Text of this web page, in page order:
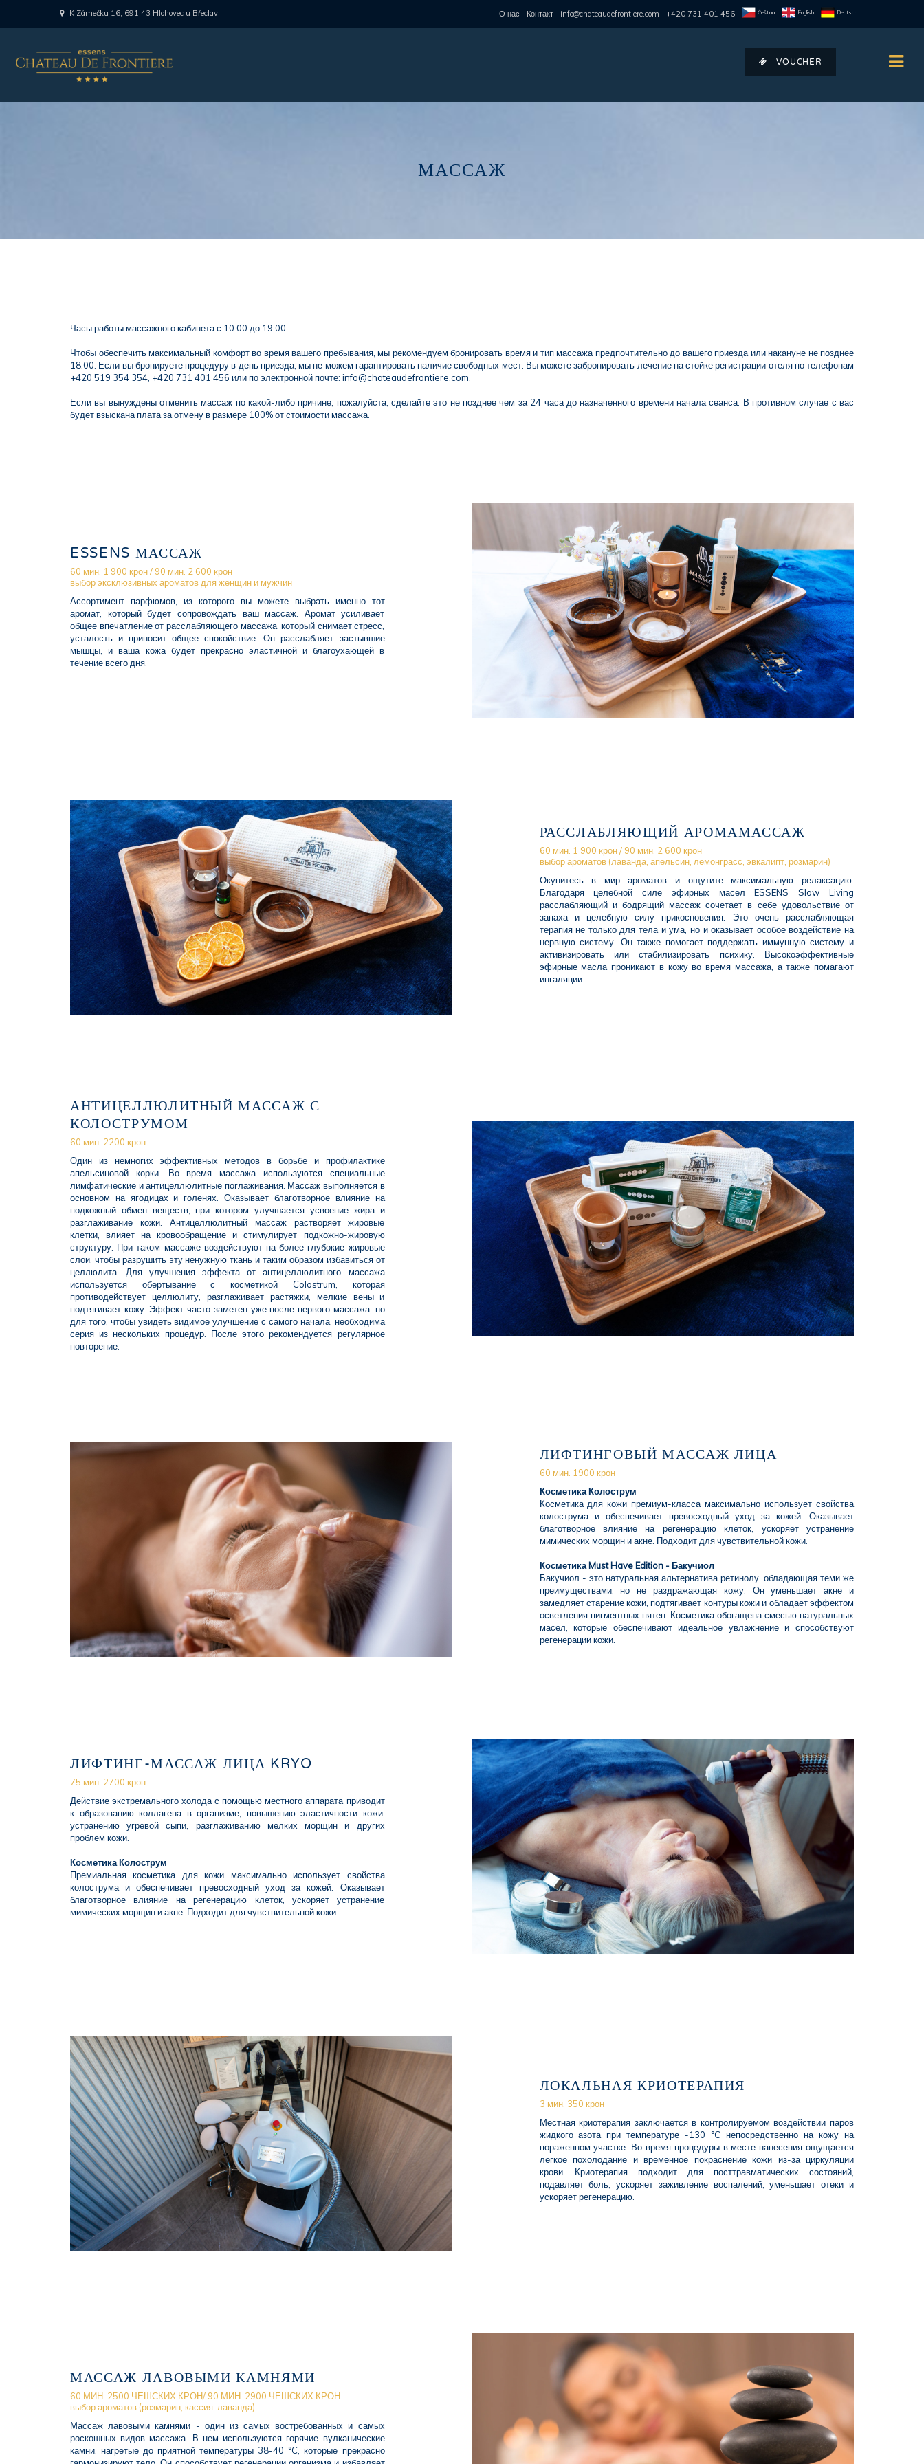
K Zámečku 16, 691 43 Hlohovec u Břeclavi О нас Контакт info@chateaudefrontiere.com +420 731 401 456 Čeština English Deutsch
VOUCHER
МАССАЖ
Часы работы массажного кабинета с 10:00 до 19:00.
Чтобы обеспечить максимальный комфорт во время вашего пребывания, мы рекомендуем бронировать время и тип массажа предпочтительно до вашего приезда или накануне не позднее
18:00. Если вы бронируете процедуру в день приезда, мы не можем гарантировать наличие свободных мест. Вы можете забронировать лечение на стойке регистрации отеля по телефонам
+420 519 354 354, +420 731 401 456 или по электронной почте: info@chateaudefrontiere.com.
Если вы вынуждены отменить массаж по какой-либо причине, пожалуйста, сделайте это не позднее чем за 24 часа до назначенного времени начала сеанса. В противном случае с вас
будет взыскана плата за отмену в размере 100% от стоимости массажа.
ESSENS МАССАЖ
60 мин. 1 900 крон / 90 мин. 2 600 крон
выбор эксклюзивных ароматов для женщин и мужчин
Ассортимент парфюмов, из которого вы можете выбрать именно тот
аромат, который будет сопровождать ваш массаж. Аромат усиливает
общее впечатление от расслабляющего массажа, который снимает стресс,
усталость и приносит общее спокойствие. Он расслабляет застывшие
мышцы, и ваша кожа будет прекрасно эластичной и благоухающей в
течение всего дня.
РАССЛАБЛЯЮЩИЙ АРОМАМАССАЖ
60 мин. 1 900 крон / 90 мин. 2 600 крон
выбор ароматов (лаванда, апельсин, лемонграсс, эвкалипт, розмарин)
Окунитесь в мир ароматов и ощутите максимальную релаксацию.
Благодаря целебной силе эфирных масел ESSENS Slow Living
расслабляющий и бодрящий массаж сочетает в себе удовольствие от
запаха и целебную силу прикосновения. Это очень расслабляющая
терапия не только для тела и ума, но и оказывает особое воздействие на
нервную систему. Он также помогает поддержать иммунную систему и
активизировать или стабилизировать психику. Высокоэффективные
эфирные масла проникают в кожу во время массажа, а также помагают
ингаляции.
АНТИЦЕЛЛЮЛИТНЫЙ МАССАЖ С
КОЛОСТРУМОМ
60 мин. 2200 крон
Один из немногих эффективных методов в борьбе и профилактике
апельсиновой корки. Во время массажа используются специальные
лимфатические и антицеллюлитные поглаживания. Массаж выполняется в
основном на ягодицах и голенях. Оказывает благотворное влияние на
подкожный обмен веществ, при котором улучшается усвоение жира и
разглаживание кожи. Антицеллюлитный массаж растворяет жировые
клетки, влияет на кровообращение и стимулирует подкожно-жировую
структуру. При таком массаже воздействуют на более глубокие жировые
слои, чтобы разрушить эту ненужную ткань и таким образом избавиться от
целлюлита. Для улучшения эффекта от антицеллюлитного массажа
используется обертывание с косметикой Colostrum, которая
противодействует целлюлиту, разглаживает растяжки, мелкие вены и
подтягивает кожу. Эффект часто заметен уже после первого массажа, но
для того, чтобы увидеть видимое улучшение с самого начала, необходима
серия из нескольких процедур. После этого рекомендуется регулярное
повторение.
ЛИФТИНГОВЫЙ МАССАЖ ЛИЦА
60 мин. 1900 крон
Косметика Колострум
Косметика для кожи премиум-класса максимально использует свойства
колострума и обеспечивает превосходный уход за кожей. Оказывает
благотворное влияние на регенерацию клеток, ускоряет устранение
мимических морщин и акне. Подходит для чувствительной кожи.
Косметика Must Have Edition - Бакучиол
Бакучиол - это натуральная альтернатива ретинолу, обладающая теми же
преимуществами, но не раздражающая кожу. Он уменьшает акне и
замедляет старение кожи, подтягивает контуры кожи и обладает эффектом
осветления пигментных пятен. Косметика обогащена смесью натуральных
масел, которые обеспечивают идеальное увлажнение и способствуют
регенерации кожи.
ЛИФТИНГ-МАССАЖ ЛИЦА KRYO
75 мин. 2700 крон
Действие экстремального холода с помощью местного аппарата приводит
к образованию коллагена в организме, повышению эластичности кожи,
устранению угревой сыпи, разглаживанию мелких морщин и других
проблем кожи.
Косметика Колострум
Премиальная косметика для кожи максимально использует свойства
колострума и обеспечивает превосходный уход за кожей. Оказывает
благотворное влияние на регенерацию клеток, ускоряет устранение
мимических морщин и акне. Подходит для чувствительной кожи.
ЛОКАЛЬНАЯ КРИОТЕРАПИЯ
3 мин. 350 крон
Местная криотерапия заключается в контролируемом воздействии паров
жидкого азота при температуре -130 °C непосредственно на кожу на
пораженном участке. Во время процедуры в месте нанесения ощущается
легкое похолодание и временное покраснение кожи из-за циркуляции
крови. Криотерапия подходит для посттравматических состояний,
подавляет боль, ускоряет заживление воспалений, уменьшает отеки и
ускоряет регенерацию.
МАССАЖ ЛАВОВЫМИ КАМНЯМИ
60 МИН. 2500 ЧЕШСКИХ КРОН/ 90 МИН. 2900 ЧЕШСКИХ КРОН
выбор ароматов (розмарин, кассия, лаванда)
Массаж лавовыми камнями - один из самых востребованных и самых
роскошных видов массажа. В нем используются горячие вулканические
камни, нагретые до приятной температуры 38-40 °C, которые прекрасно